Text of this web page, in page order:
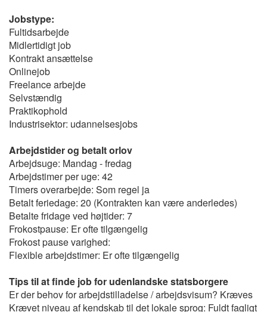
Jobstype:
Fultidsarbejde
Midlertidigt job
Kontrakt ansættelse
Onlinejob
Freelance arbejde
Selvstændig
Praktikophold
Industrisektor: udannelsesjobs
Arbejdstider og betalt orlov
Arbejdsuge: Mandag - fredag
Arbejdstimer per uge: 42
Timers overarbejde: Som regel ja
Betalt feriedage: 20 (Kontrakten kan være anderledes)
Betalte fridage ved højtider: 7
Frokostpause: Er ofte tilgængelig
Frokost pause varighed:
Flexible arbejdstimer: Er ofte tilgængelig
Tips til at finde job for udenlandske statsborgere
Er der behov for arbejdstilladelse / arbejdsvisum? Kræves
Krævet niveau af kendskab til det lokale sprog: Fuldt fagligt